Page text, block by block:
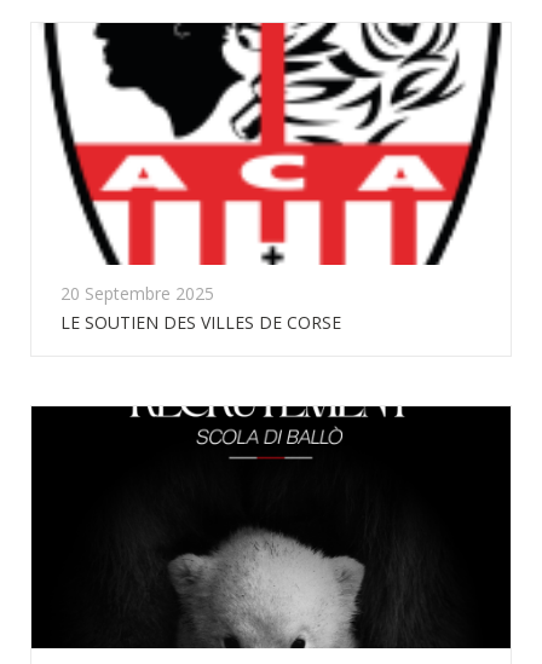
20 Septembre 2025
LE SOUTIEN DES VILLES DE CORSE